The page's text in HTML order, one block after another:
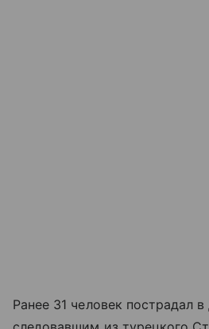
Ранее 31 человек пострадал